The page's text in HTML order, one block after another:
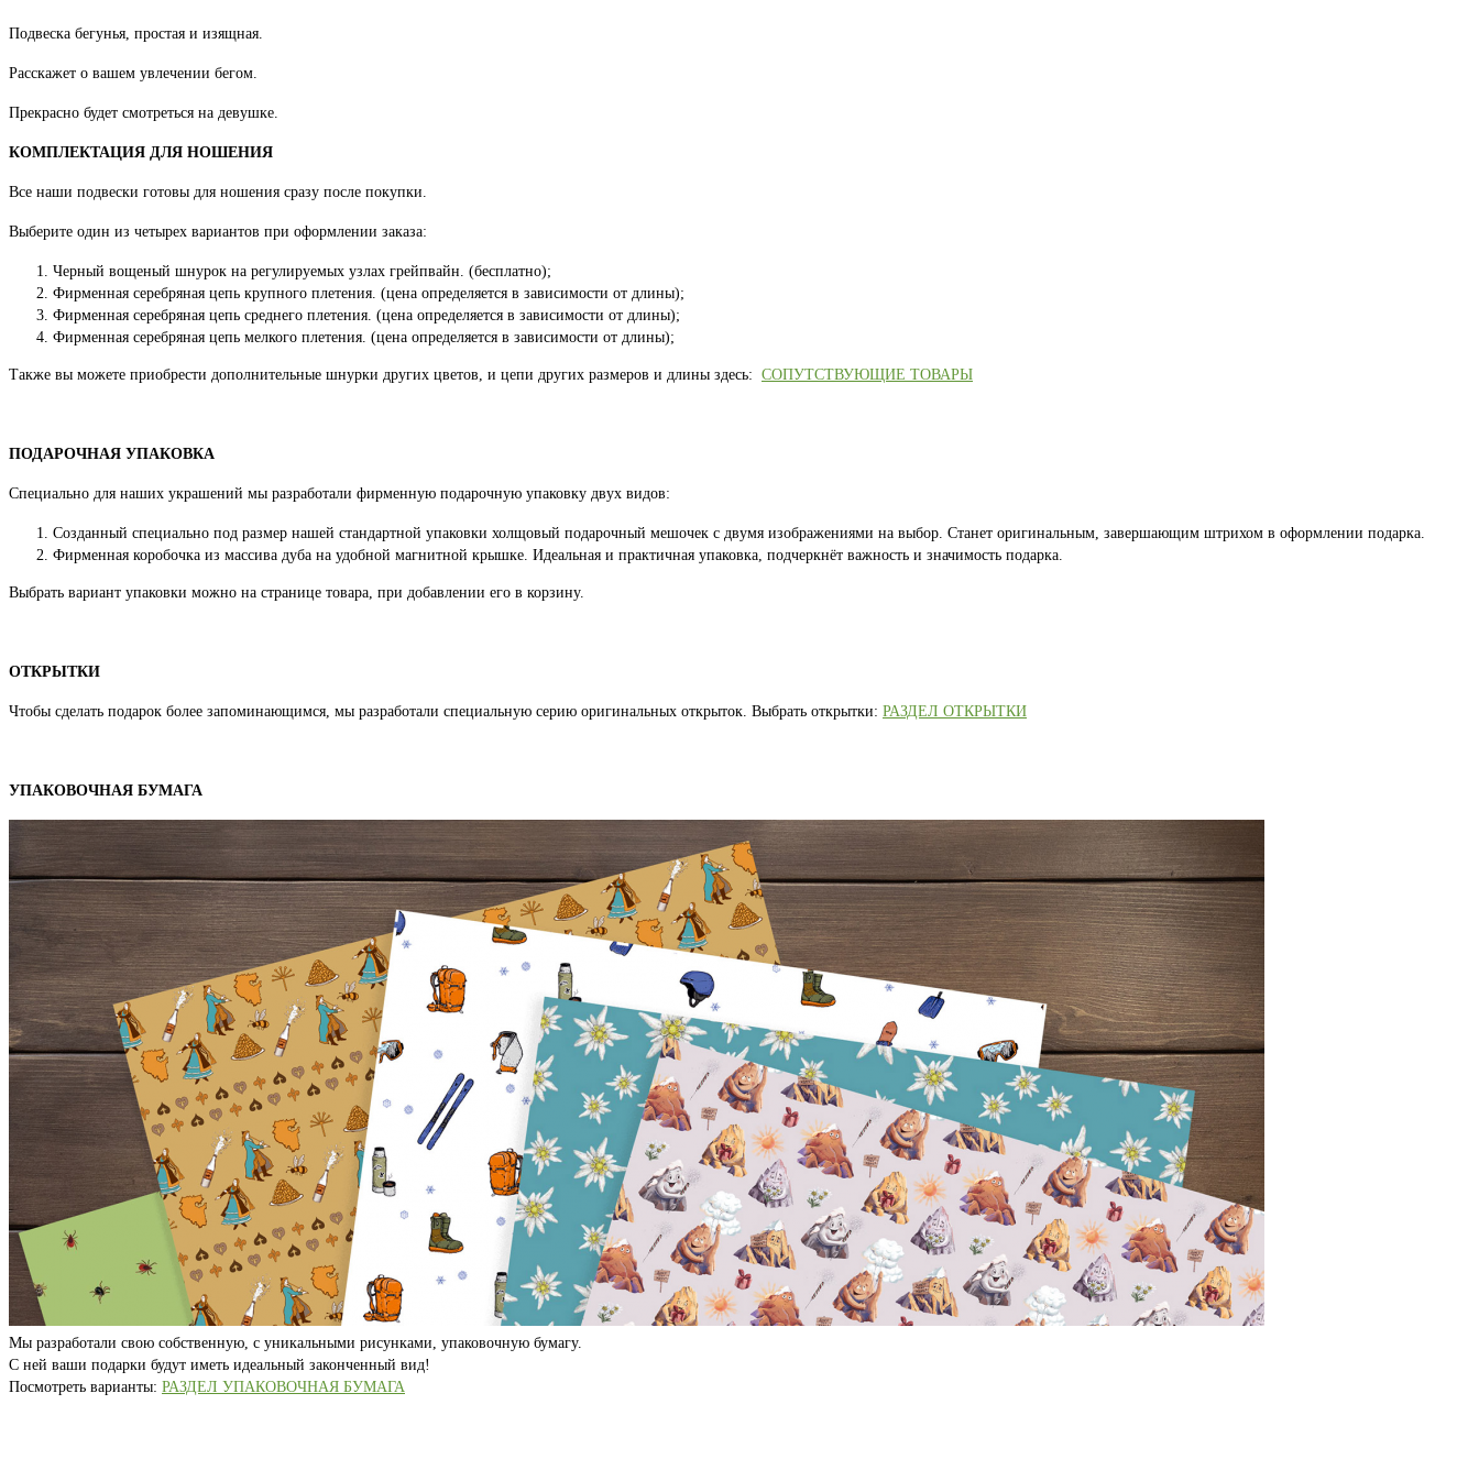
Подвеска бегунья, простая и изящная.
Расскажет о вашем увлечении бегом.
Прекрасно будет смотреться на девушке.
КОМПЛЕКТАЦИЯ ДЛЯ НОШЕНИЯ
Все наши подвески готовы для ношения сразу после покупки.
Выберите один из четырех вариантов при оформлении заказа:
Черный вощеный шнурок на регулируемых узлах грейпвайн. (бесплатно);
Фирменная серебряная цепь крупного плетения. (цена определяется в зависимости от длины);
Фирменная серебряная цепь среднего плетения. (цена определяется в зависимости от длины);
Фирменная серебряная цепь мелкого плетения. (цена определяется в зависимости от длины);
Также вы можете приобрести дополнительные шнурки других цветов, и цепи других размеров и длины здесь: СОПУТСТВУЮЩИЕ ТОВАРЫ
ПОДАРОЧНАЯ УПАКОВКА
Специально для наших украшений мы разработали фирменную подарочную упаковку двух видов:
Созданный специально под размер нашей стандартной упаковки холщовый подарочный мешочек с двумя изображениями на выбор. Станет оригинальным, завершающим штрихом в оформлении подарка.
Фирменная коробочка из массива дуба на удобной магнитной крышке. Идеальная и практичная упаковка, подчеркнёт важность и значимость подарка.
Выбрать вариант упаковки можно на странице товара, при добавлении его в корзину.
ОТКРЫТКИ
Чтобы сделать подарок более запоминающимся, мы разработали специальную серию оригинальных открыток. Выбрать открытки: РАЗДЕЛ ОТКРЫТКИ
УПАКОВОЧНАЯ БУМАГА
Мы разработали свою собственную, с уникальными рисунками, упаковочную бумагу.
С ней ваши подарки будут иметь идеальный законченный вид!
Посмотреть варианты: РАЗДЕЛ УПАКОВОЧНАЯ БУМАГА